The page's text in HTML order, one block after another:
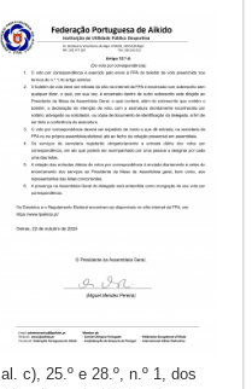
c), 25.º e 28.º, n.º 1, dos